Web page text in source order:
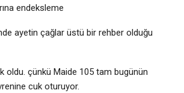
endeksleme
ayetin çağlar üstü bir rehber olduğu
oldu. çünkü Maide 105 tam bugünün
cuk oturuyor.